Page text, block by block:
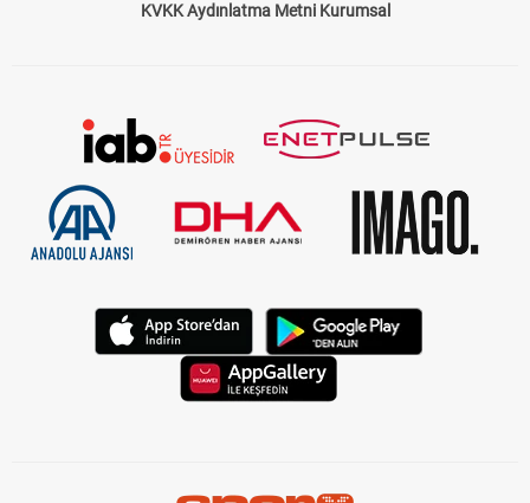
KVKK Aydınlatma Metni Kurumsal